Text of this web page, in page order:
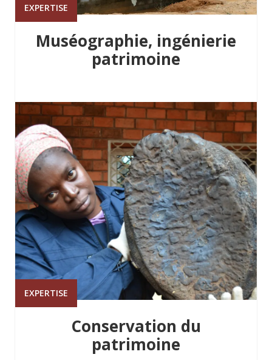
EXPERTISE
Muséographie, ingénierie
patrimoine
EXPERTISE
Conservation du
patrimoine